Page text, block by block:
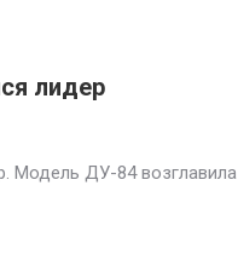
лидер
Модель ДУ-84 возглавила